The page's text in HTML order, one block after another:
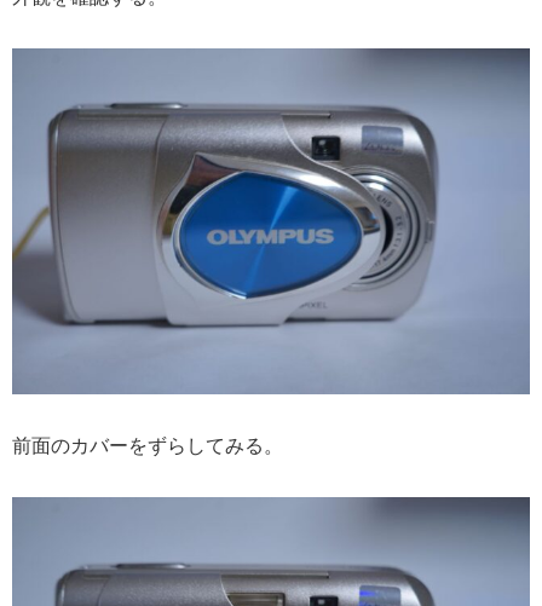
前面のカバーをずらしてみる。